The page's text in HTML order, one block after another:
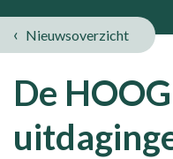
Nieuwsoverzicht
De